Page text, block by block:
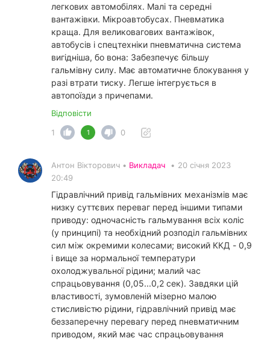
легкових автомобілях. Малі та середні
вантажівки. Мікроавтобусах. Пневматика
краща. Для великовагових вантажівок,
автобусів і спецтехніки пневматична система
вигідніша, бо вона: Забезпечує більшу
гальмівну силу. Має автоматичне блокування у
разі втрати тиску. Легше інтегрується в
автопоїзди з причепами.
Відповісти
1
1 0
Антон Вікторович • Викладач • 20 січня 2023
20:49
Гідравлічний привід гальмівних механізмів має
низку суттєвих переваг перед іншими типами
приводу: одночасність гальмування всіх коліс
(у принципі) та необхідний розподіл гальмівних
сил між окремими колесами; високий ККД - 0,9
і вище за нормальної температури
охолоджувальної рідини; малий час
спрацьовування (0,05...0,2 сек). Завдяки цій
властивості, зумовленій мізерно малою
стисливістю рідини, гідравлічний привід має
беззаперечну перевагу перед пневматичним
приводом, який має час спрацьовування